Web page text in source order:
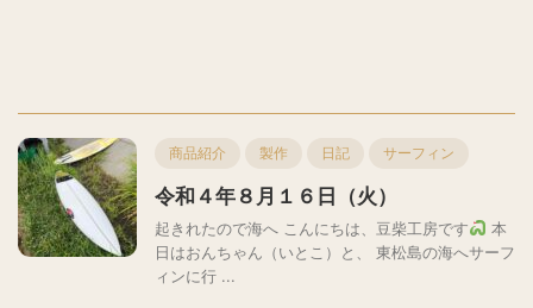
商品紹介 製作 日記 サーフィン
令和４年８月１６日（火）
起きれたので海へ こんにちは、豆柴工房です
本
日はおんちゃん（いとこ）と、 東松島の海へサーフ
ィンに行 ...